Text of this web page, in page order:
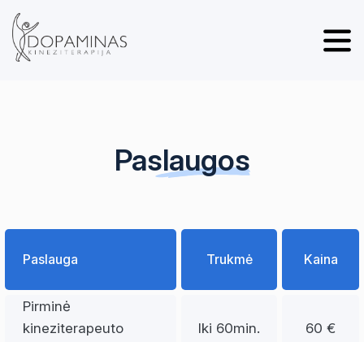
Paslaugos
Paslauga Trukmė Kaina
Pirminė
kineziterapeuto
Iki 60min. 60 €